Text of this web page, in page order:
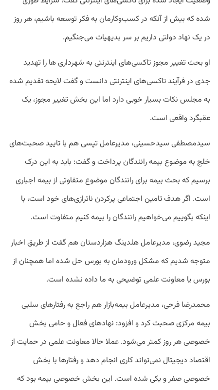
شده که بیش از آنکه در کسب‌وکارمان به فکر توسعه باشیم، هر روز
در یک نهاد دولتی داریم بر سر بدیهیات می‌جنگیم.
او بحث تغییر مجوز تاکسی‌های اینترنتی به شهرداری ها را تهدید
جدی در فرآیند تاکسی‌های اینترنتی دانست و گفت لایحه تقدیم شده
به مجلس نکات بسیار خوبی دارد اما این بخش تغییر مجوز، یک
عقبگرد واقعی است.
سیدمصطفی سیدحسینی، مدیرعامل تپسی هم با تایید صحبت‌های
خلج به موضوع بیمه رانندگان پرداخت و گفت: باید به این درک
برسیم که بحث بیمه برای رانندگان موضوع متفاوتی از بیمه اجباری
است. اگر هدف تامین اجتماعی پرکردن ناترازی‌های خود است، با
اینکه بگوییم می‌خواهیم رانندگان را بیمه کنیم متفاوت است.
مجید رضوی، مدیرعامل هلدینگ هزاردستان هم گفت از طریق اخبار
متوجه شدیم که مشکل ورودمان به بورس حل شده اما همچنان از
بورس یا معاونت علمی توضیحی به ما داده نشده است.
محمدرضا فرحی، مدیرعامل بیمه‌بازار هم راجع به رفتارهای سلبی
بیمه مرکزی صحبت کرد و افزود: نهادهای فعال و حامی بخش
خصوصی هر روز کمتر می‌شود. عملا حالا معاونت علمی در حمایت از
اقتصاد دیجیتال نمی‌تواند کاری انجام دهد و رفتارها با بخش
خصوصی صفر و یکی شده است. این بخش خصوصی بیمه بود که